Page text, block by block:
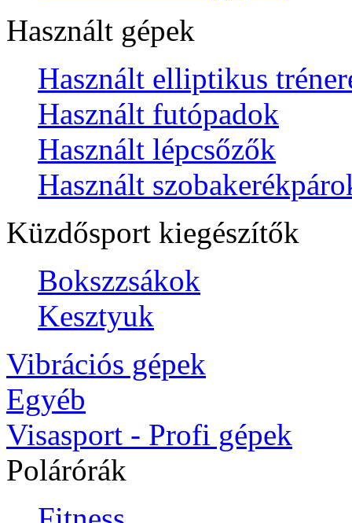
Használt gépek
Használt elliptikus
Használt futópadok
Használt lépcsőzők
Használt
Küzdősport kiegészítők
Bokszzsákok
Kesztyuk
Vibrációs gépek
Egyéb
Visasport - Profi gépek
Polárórák